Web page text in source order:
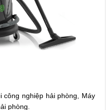
công nghiệp hải phòng
Máy
phòng